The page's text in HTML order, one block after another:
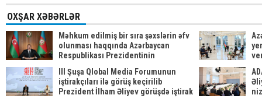
OXŞAR XƏBƏRLƏR
Məhkum edilmiş bir sıra şəxslərin əfv
olunması haqqında Azərbaycan
Respublikası Prezidentinin
III Şuşa Qlobal Media Forumunun
iştirakçıları ilə görüş keçirilib
Prezident İlham Əliyev görüşdə iştirak